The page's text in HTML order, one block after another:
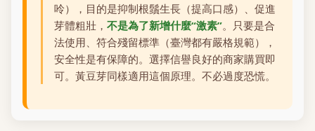
呤），目的是抑制根鬚生長（提高口感）、促進
芽體粗壯， 不是為了新增什麼“激素”。只要是合
法使用、符合殘留標準（臺灣都有嚴格規範），
安全性是有保障的。選擇信譽良好的商家購買即
可。黃豆芽同樣適用這個原理。不必過度恐慌。